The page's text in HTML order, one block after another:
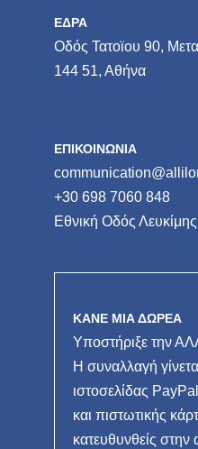
ΕΔΡΑ
Οδός Τατοϊου 90,
144 51, Αθήνα
ΕΠΙΚΟΙΝΩΝΙΑ
+30 698 7060 848
Εθνική Οδός
ΚΑΝΕ ΜΙΑ ΔΩΡΕΑ
Υποστήριξε την
Η συναλλαγή
ιστοσελίδας
και πιστωτικής
κατευθυνθείς στην